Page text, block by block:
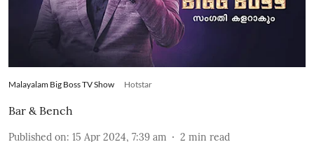
Malayalam Big Boss TV Show Hotstar
Bar & Bench
Published on: 15 Apr 2024, 7:39 am 2 min read